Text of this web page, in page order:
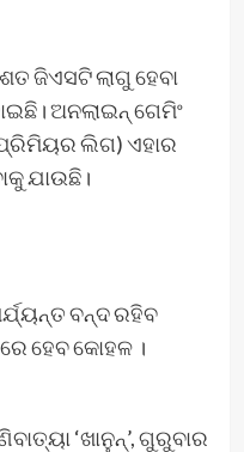
ଜିଏସଟି ଲାଗୁ ହେବା
ଅନଲାଇନ୍‌ ଗେମିଂ
ଲିଗ) ଏହାର
ଯାଉଛି।
ବନ୍ଦ ରହିବ
ହେବ କୋହଳ ।
‘ଖାନୁନ୍’, ଗୁରୁବାର